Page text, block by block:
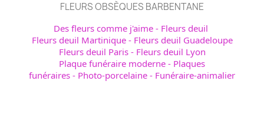
FLEURS OBSÈQUES BARBENTANE
Des fleurs comme j'aime - Fleurs deuil
Fleurs deuil Martinique- Fleurs deuil Guadeloupe
Fleurs deuil Paris- Fleurs deuil Lyon
Plaque funéraire moderne - Plaques
funéraires - Photo-porcelaine - Funéraire-animalier